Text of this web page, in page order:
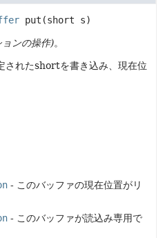
put (short s)
ョンの操作)。
されたshortを書き込み、現在位
- このバッファの現在位置がリ
- このバッファが読込み専用で